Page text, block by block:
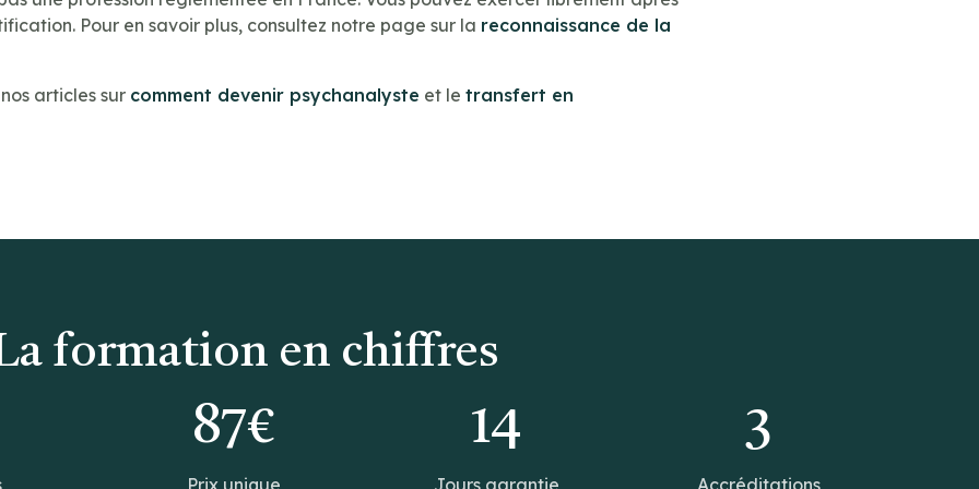
Pour en savoir plus, consultez notre page sur la reconnaissance de la
articles sur comment devenir psychanalyste et le transfert en
formation en chiffres
87€ 14 3